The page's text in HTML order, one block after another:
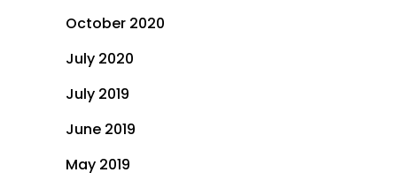
October 2020
July 2020
July 2019
June 2019
May 2019